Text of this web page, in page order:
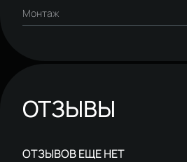
Монтаж
ОТЗЫВЫ
ОТЗЫВОВ ЕЩЕ НЕТ